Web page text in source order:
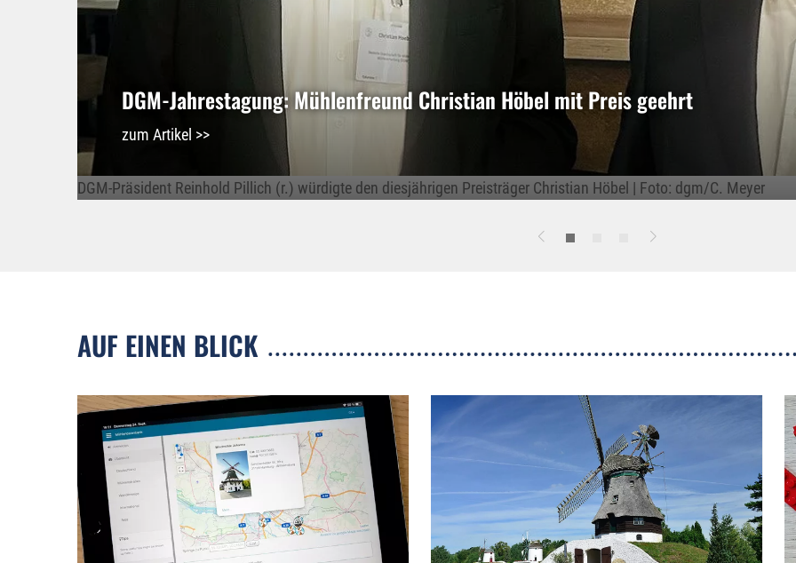
DGM-Jahrestagung: Mühlenfreund Christian Höbel mit Preis geehrt
DGM-Präsident Reinhold Pillich (r.) würdigte den diesjährigen Preisträger Christian Höbel | Foto: dgm/C. Meyer
zum Artikel >>
AUF EINEN BLICK